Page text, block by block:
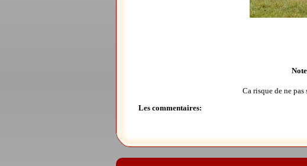
Ca risque de ne
Les commentaires: